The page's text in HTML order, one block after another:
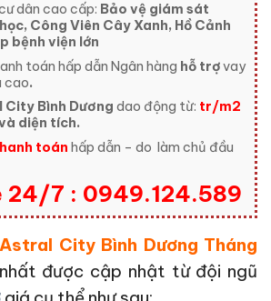
dân cao cấp: Bảo vệ giám sát
Công Viên Cây Xanh, Hồ Cảnh
bệnh viện lớn
toán hấp dẫn Ngân hàng hỗ trợvay
cao.
Bình Dương dao động từ: tr/m2
diện tích.
toán hấp dẫn – do làm chủ đầu
24/7 : 0949.124.589
City Bình Dương Tháng
được cập nhật từ đội ngũ